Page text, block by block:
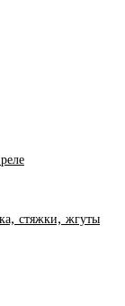
стяжки, жгуты